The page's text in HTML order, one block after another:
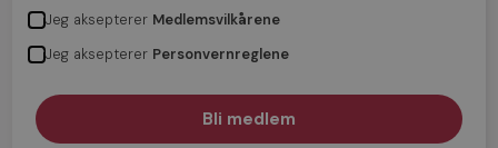
Jeg aksepterer Medlemsvilkårene
Jeg aksepterer Personvernreglene